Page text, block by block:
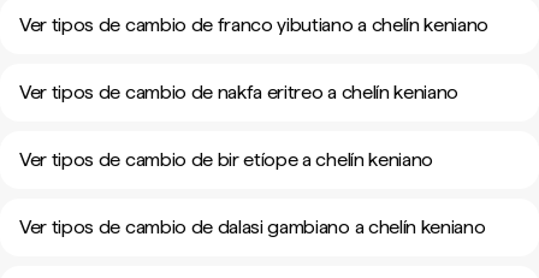
Ver tipos de cambio de franco yibutiano a chelín keniano
Ver tipos de cambio de nakfa eritreo a chelín keniano
Ver tipos de cambio de bir etíope a chelín keniano
Ver tipos de cambio de dalasi gambiano a chelín keniano